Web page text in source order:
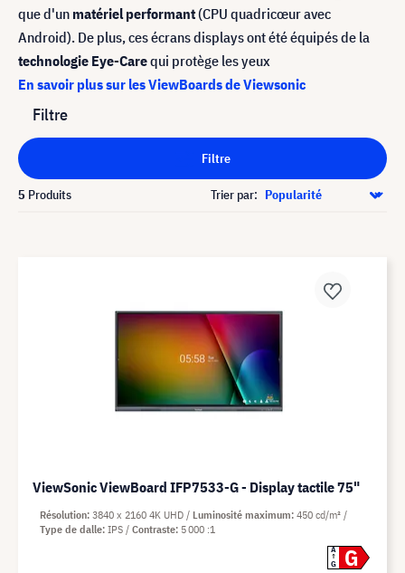
que d'un matériel performant(CPU quadricœur avec
Android). De plus, ces écrans displays ont été équipés de la
technologie Eye-Carequi protège les yeux
En savoir plus sur les ViewBoards de Viewsonic
Filtre
Filtre
5 Produits Trier par:
ViewSonic ViewBoard IFP7533-G - Display tactile 75"
A
G
G
Résolution 3840 x 2160 4K UHD Luminosité maximum 450 cd/m²
Type de dalle IPS Contraste 5 000 :1